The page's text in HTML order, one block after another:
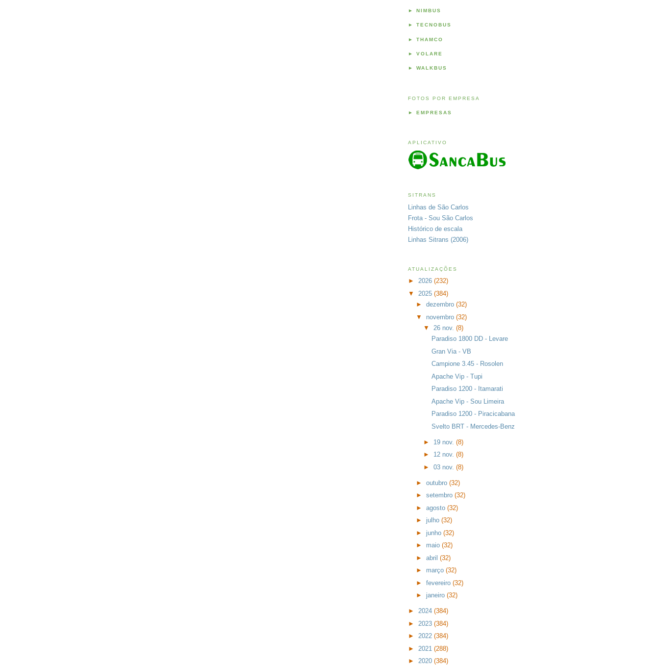
► NIMBUS
► TECNOBUS
► THAMCO
► VOLARE
► WALKBUS
FOTOS POR EMPRESA
► EMPRESAS
APLICATIVO
SITRANS
Linhas de São Carlos
Frota - Sou São Carlos
Histórico de escala
Linhas Sitrans (2006)
ATUALIZAÇÕES
► 2026 (232)
▼ 2025 (384)
► dezembro (32)
▼ novembro (32)
▼ 26 nov.(8)
Paradiso 1800 DD - Levare
Gran Via - VB
Campione 3.45 - Rosolen
Apache Vip - Tupi
Paradiso 1200 - Itamarati
Apache Vip - Sou Limeira
Paradiso 1200 - Piracicabana
Svelto BRT - Mercedes-Benz
► 19 nov.(8)
► 12 nov.(8)
►03 nov.(8)
► outubro (32)
► setembro (32)
► agosto (32)
► julho (32)
► junho (32)
► maio (32)
► abril (32)
► março (32)
► fevereiro (32)
► janeiro (32)
► 2024 (384)
► 2023 (384)
► 2022 (384)
► 2021 (288)
► 2020 (384)